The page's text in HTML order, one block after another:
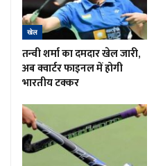
खेल
तन्वी शर्मा का दमदार खेल जारी,
अब क्वार्टर फाइनल में होगी
भारतीय टक्कर